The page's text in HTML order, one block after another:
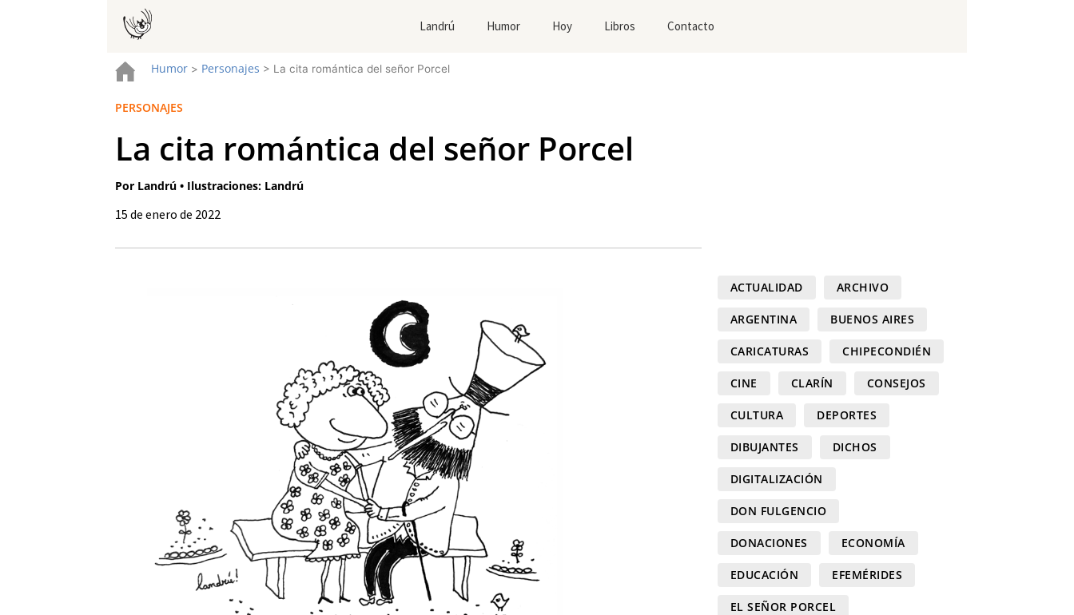
Landrú Humor Hoy Libros Contacto
Humor> Personajes > La cita romántica del señor Porcel
PERSONAJES
La cita romántica del señor Porcel
Por Landrú • Ilustraciones: Landrú
15 de enero de 2022
ACTUALIDAD ARCHIVO
ARGENTINA BUENOS AIRES
CARICATURAS CHIPECONDIÉN
CINE CLARÍN CONSEJOS
CULTURA DEPORTES
DIBUJANTES DICHOS
DIGITALIZACIÓN
DON FULGENCIO
DONACIONES ECONOMÍA
EDUCACIÓN EFEMÉRIDES
EL SEÑOR PORCEL